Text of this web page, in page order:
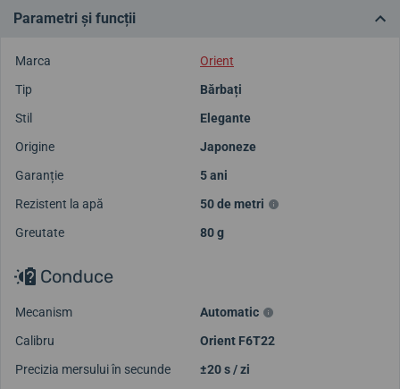
Parametri și funcții
Marca
Orient
Tip
Bărbați
Stil
Elegante
Origine
Japoneze
Garanție
5 ani
Rezistent la apă
50 de metri
Greutate
80 g
Conduce
Mecanism
Automatic
Calibru
Orient F6T22
Precizia mersului în secunde
±20 s / zi